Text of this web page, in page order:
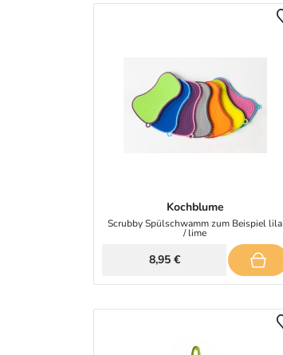
Kochblume
Scrubby Spülschwamm zum Beispiel lila
/ lime
8,95 €